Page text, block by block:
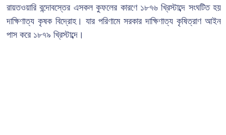
রায়তওয়ারি বন্দোবস্তের এসকল কুফলের কারণে ১৮৭৬ খ্রিস্টাব্দে সংঘটিত হয়
দাক্ষিণাত্য কৃষক বিদ্রোহ। যার পরিণামে সরকার দাক্ষিণাত্য কৃষিত্রাণ আইন
পাস করে ১৮৭৯ খ্রিস্টাব্দে।